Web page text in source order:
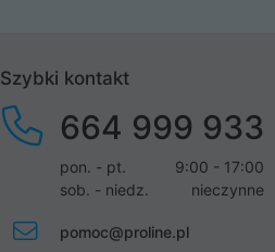
Szybki kontakt
664 999 933
pon. - pt.
9:00 - 17:00
sob. - niedz.
nieczynne
pomoc@proline.pl